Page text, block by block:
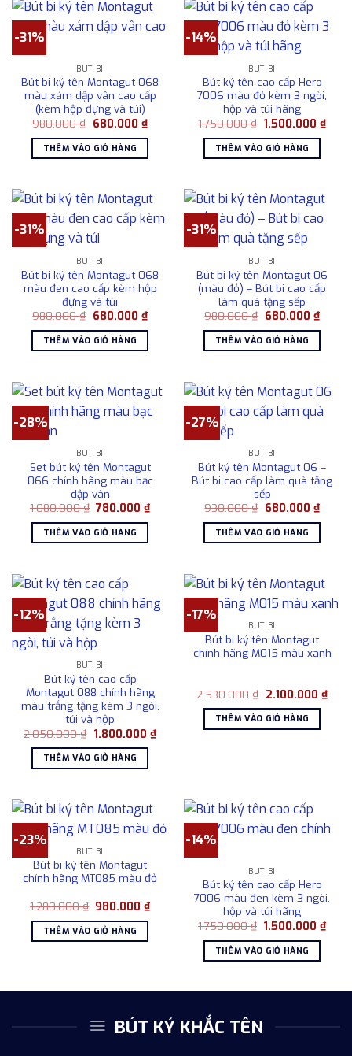
-31%
BÚT BI
Bút bi ký tên Montagut 068
màu xám dập vân cao cấp
(kèm hộp đựng và túi)
980.000₫ Giá
là:
980.000 ₫.
680.000 ₫Giá
hiện
tại
680.000 ₫.
THÊM VÀO GIỎ HÀNG
-14%
BÚT BI
Bút ký tên cao cấp Hero
7006 màu đỏ kèm 3 ngòi,
hộp và túi hãng
1.750.000₫ Giá
là:
1.750.000 ₫.
1.500.000₫Giá
hiện
THÊM VÀO GIỎ HÀNG
-31%
BÚT BI
Bút bi ký tên Montagut 068
màu đen cao cấp kèm hộp
đựng và túi
980.000₫ Giá
là:
980.000 ₫.
680.000 ₫Giá
hiện
tại
680.000 ₫.
THÊM VÀO GIỎ HÀNG
-31%
BÚT BI
Bút bi ký tên Montagut 06
(màu đỏ) – Bút bi cao cấp
làm quà tặng sếp
980.000₫ Giá
là:
980.000 ₫.
680.000 ₫Giá
hiện
tại
THÊM VÀO GIỎ HÀNG
-28%
BÚT BI
Set bút ký tên Montagut
066 chính hãng màu bạc
dập vân
1.080.000₫ Giá
là:
1.080.000 ₫.
780.000₫Giá
hiện
780.000 ₫.
THÊM VÀO GIỎ HÀNG
-27%
BÚT BI
Bút ký tên Montagut 06 –
Bút bi cao cấp làm quà tặng
sếp
930.000₫ Giá
là:
930.000 ₫.
680.000 ₫Giá
hiện
tại
THÊM VÀO GIỎ HÀNG
-12%
BÚT BI
Bút ký tên cao cấp
Montagut 088 chính hãng
màu trắng tặng kèm 3 ngòi,
túi và hộp
2.050.000₫ Giá
là:
2.050.000 ₫.
1.800.000 ₫Giá
hiện
THÊM VÀO GIỎ HÀNG
-17%
BÚT BI
Bút bi ký tên Montagut
chính hãng M015 màu xanh
2.530.000₫ Giá
là:
2.530.000 ₫.
2.100.000 ₫Giá
hiện
THÊM VÀO GIỎ HÀNG
-23%
BÚT BI
Bút bi ký tên Montagut
chính hãng MT085 màu đỏ
1.280.000₫ Giá
là:
1.280.000 ₫.
980.000₫Giá
hiện
980.000 ₫.
THÊM VÀO GIỎ HÀNG
-14%
BÚT BI
Bút ký tên cao cấp Hero
7006 màu đen kèm 3 ngòi,
hộp và túi hãng
1.750.000₫ Giá
là:
1.750.000 ₫.
1.500.000₫Giá
hiện
THÊM VÀO GIỎ HÀNG
BÚT KÝ KHẮC TÊN